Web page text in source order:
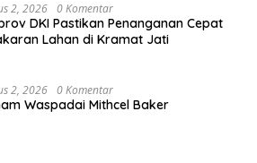
2, 2026 0 Komentar
DKI Pastikan Penanganan Cepat
Lahan di Kramat Jati
2, 2026 0 Komentar
Waspadai Mithcel Baker